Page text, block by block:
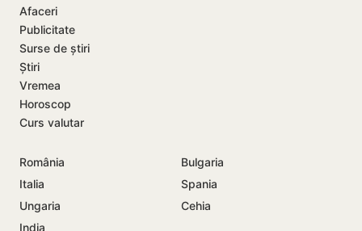
Afaceri
Publicitate
Surse de știri
Știri
Vremea
Horoscop
Curs valutar
România
Bulgaria
Italia
Spania
Ungaria
Cehia
India